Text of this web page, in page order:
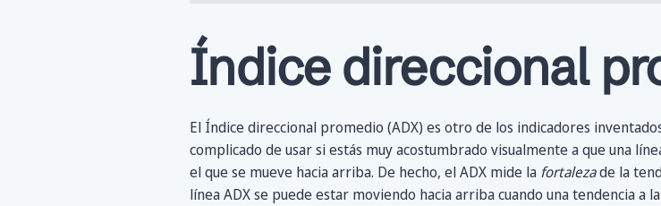
Índice direccional
El Índice direccional promedio (ADX) es otro de los indicadores
complicado de usar si estás muy acostumbrado visualmente a que una
el que se mueve hacia arriba. De hecho, el ADX mide la fortalezade la
línea ADX se puede estar moviendo hacia arriba cuando una tendencia a